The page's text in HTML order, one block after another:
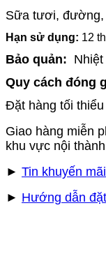
Sữa tươi, đường,
Hạn sử dụng: 12
Bảo quản: Nhiệt
Quy cách đóng
Đặt hàng tối
Giao hàng miễn
khu vực nội
► Tin khuyến mãi
► Hướng dẫn